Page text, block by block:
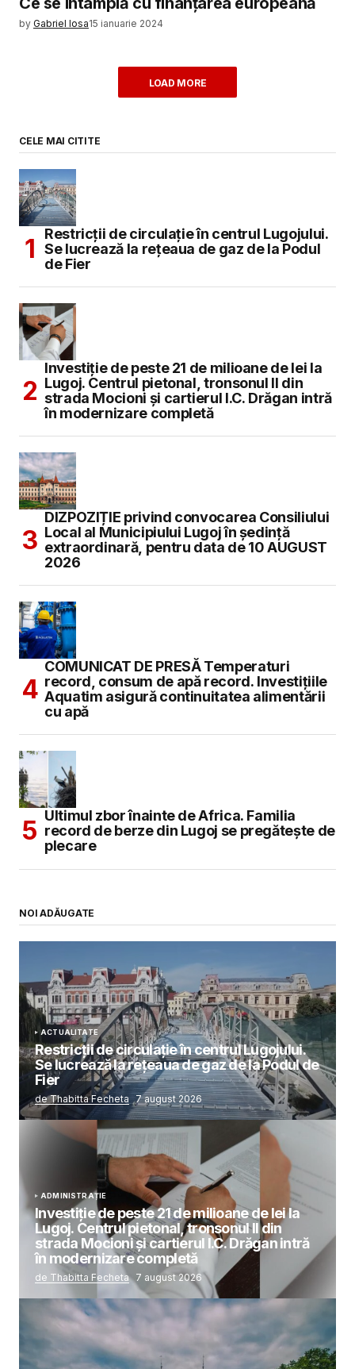
by Gabriel Iosa15 ianuarie 2024
LOAD MORE
CELE MAI CITITE
Restricții de circulație în centrul Lugojului.
Se lucrează la rețeaua de gaz de la Podul
de Fier
Investiție de peste 21 de milioane de lei la
Lugoj. Centrul pietonal, tronsonul II din
strada Mocioni și cartierul I.C. Drăgan intră
în modernizare completă
DIZPOZIȚIE privind convocarea Consiliului
Local al Municipiului Lugoj în şedinţă
extraordinară, pentru data de 10 AUGUST
2026
COMUNICAT DE PRESĂ Temperaturi
record, consum de apă record. Investițiile
Aquatim asigură continuitatea alimentării
cu apă
Ultimul zbor înainte de Africa. Familia
record de berze din Lugoj se pregătește de
plecare
NOI ADĂUGATE
ACTUALITATE
Restricții de circulație în centrul Lugojului.
Se lucrează la rețeaua de gaz de la Podul de
Fier
de Thabitta Fecheta 7 august 2026
ADMINISTRAȚIE
Investiție de peste 21 de milioane de lei la
Lugoj. Centrul pietonal, tronsonul II din
strada Mocioni și cartierul I.C. Drăgan intră
în modernizare completă
de Thabitta Fecheta 7 august 2026